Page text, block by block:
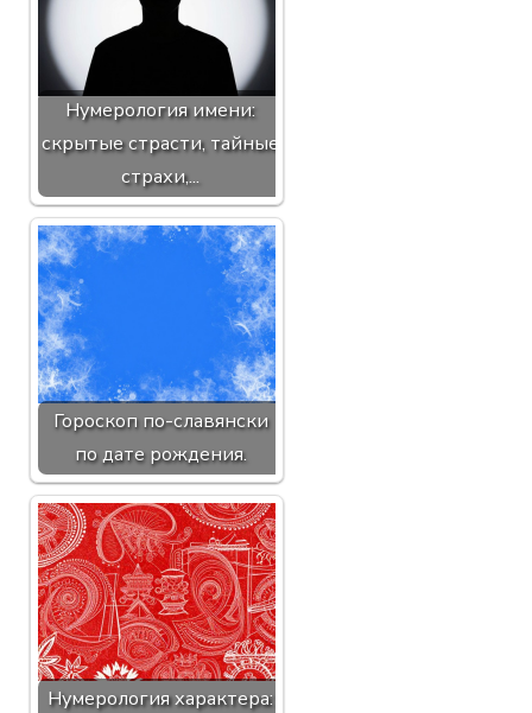
Нумерология имени:
скрытые страсти, тайные
страхи,...
Гороскоп по-славянски
по дате рождения.
Нумерология характера: